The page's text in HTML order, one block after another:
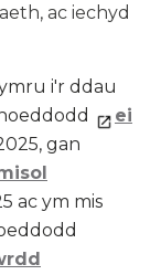
ac iechyd
i'r ddau
ei
gan
ac ym mis